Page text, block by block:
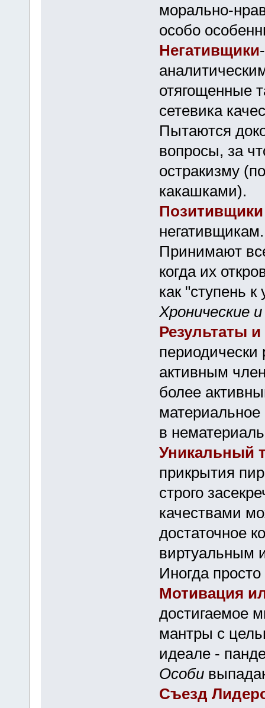
морально-
особо
Негативщики
отягощенные
сетевика
Пытаются
вопросы, за
остракизму
какашками).
Позитивщики
Принимают
когда их
как "ступень
Хронические
Результаты
активным
более
в
Уникальный
прикрытия
строго
качествами
достаточное
виртуальным
Иногда
Мотивация
достигаемое
мантры с
идеале -
Особи
Съезд